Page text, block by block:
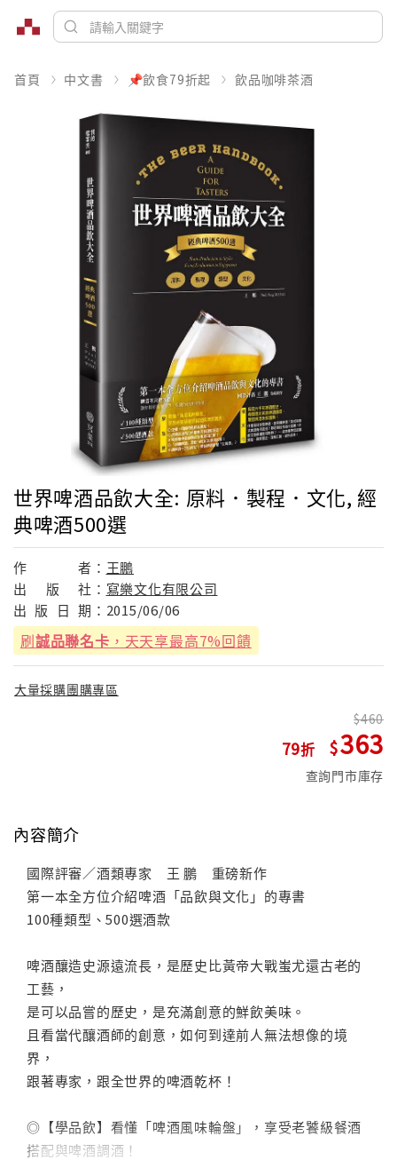
首頁 中文書 📌飲食79折起 飲品咖啡茶酒
世界啤酒品飲大全: 原料．製程．文化, 經
典啤酒500選
作 者： 王鵬
出
版 社： 寫樂文化有限公司
出 版 日 期： 2015/06/06
刷誠品聯名卡 ，天天享最高7%回饋
大量採購團購專區
79
460
363
查詢門市庫存
內容簡介
國際評審／酒類專家 王 鵬 重磅新作
第一本全方位介紹啤酒「品飲與文化」的專書
100種類型、500選酒款
啤酒釀造史源遠流長，是歷史比黃帝大戰蚩尤還古老的
工藝，
是可以品嘗的歷史，是充滿創意的鮮飲美味。
且看當代釀酒師的創意，如何到達前人無法想像的境
界，
跟著專家，跟全世界的啤酒乾杯！
◎【學品飲】看懂「啤酒風味輪盤」，享受老饕級餐酒
搭配與啤酒調酒！